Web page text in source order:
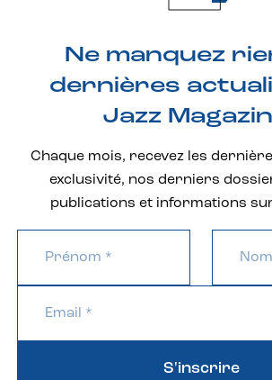
Ne manquez
dernières
Jazz
Chaque mois, recevez les
exclusivité, nos derniers
publications et informations
S'inscrire